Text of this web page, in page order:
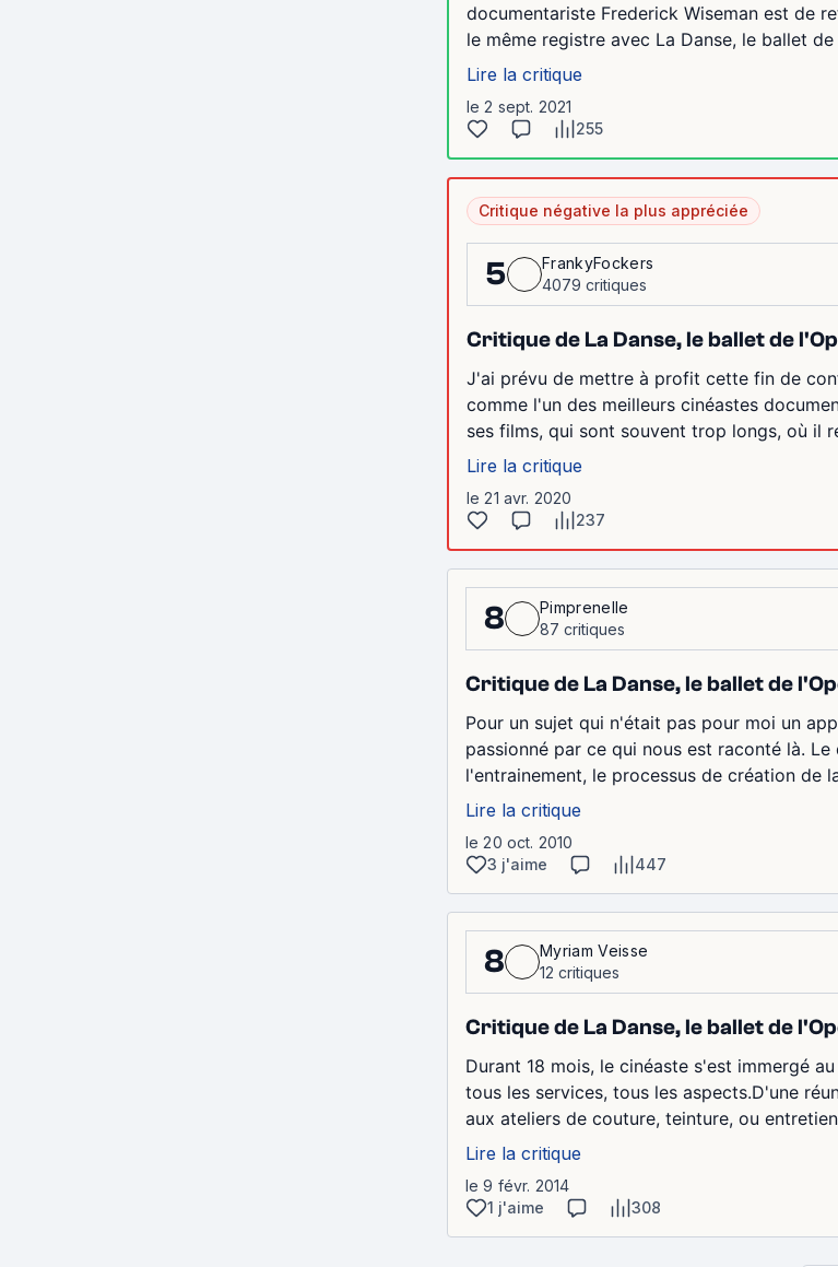
documentariste Frederick Wiseman est de
le même registre avec La Danse, le ballet
Lire la critique
le 2 sept. 2021
255
Critique négative la plus appréciée
5
FrankyFockers
4079 critiques
Critique de La Danse, le ballet de
J'ai prévu de mettre à profit cette fin de
comme l'un des meilleurs cinéastes
ses films, qui sont souvent trop longs, où il
Lire la critique
le 21 avr. 2020
237
8
Pimprenelle
87 critiques
Critique de La Danse, le ballet de
Pour un sujet qui n'était pas pour moi un
passionné par ce qui nous est raconté là.
l'entrainement, le processus de création de
Lire la critique
le 20 oct. 2010
3 j'aime
447
8
Myriam Veisse
12 critiques
Critique de La Danse, le ballet de
Durant 18 mois, le cinéaste s'est immergé
tous les services, tous les aspects.D'une
aux ateliers de couture, teinture, ou
Lire la critique
le 9 févr. 2014
1 j'aime
308